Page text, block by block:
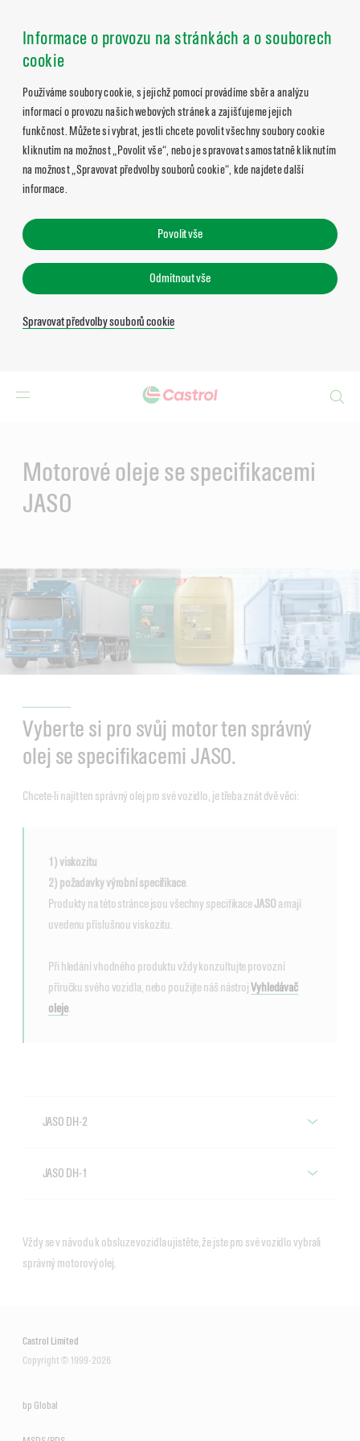
Informace o provozu na stránkách a o souborech
cookie
Používáme soubory cookie, s jejichž pomocí provádíme sběr a analýzu
informací o provozu našich webových stránek a zajišťujeme jejich
funkčnost. Můžete si vybrat, jestli chcete povolit všechny soubory cookie
kliknutím na možnost „Povolit vše“, nebo je spravovat samostatně kliknutím
na možnost „Spravovat předvolby souborů cookie“, kde najdete další
informace.
Povolit vše
Odmítnout vše
Spravovat předvolby souborů cookie
Motorové oleje se specifikacemi
JASO
Vyberte si pro svůj motor ten správný
olej se specifikacemi JASO.
Chcete-li najít ten správný olej pro své vozidlo, je třeba znát dvě věci:
1) viskozitu
2) požadavky výrobní specifikace.
Produkty na této stránce jsou všechny specifikaceJASO a mají
uvedenu příslušnou viskozitu.
Při hledání vhodného produktu vždy konzultujte provozní
příručku svého vozidla, nebo použijte náš nástrojVyhledávač
oleje.
JASO DH-2
VECTON Fuel Saver 5W-30
JASO DH-1
Vždy se v návodu k obsluze vozidla ujistěte, že jste pro své vozidlo vybrali
správný motorový olej.
Castrol Limited
Copyright © 1999-2026
bp Global